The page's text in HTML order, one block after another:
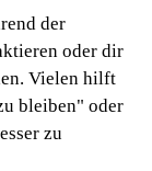
der
oder dir
Vielen hilft
bleiben" oder
zu